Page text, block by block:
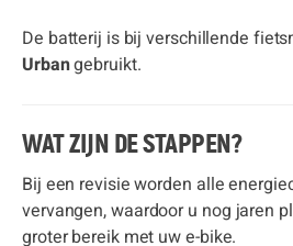
De batterij is bij verschillende
Urbangebruikt.
WAT ZIJN DE STAPPEN?
Bij een revisie worden alle
vervangen, waardoor u nog jaren
groter bereik met uw e-bike.